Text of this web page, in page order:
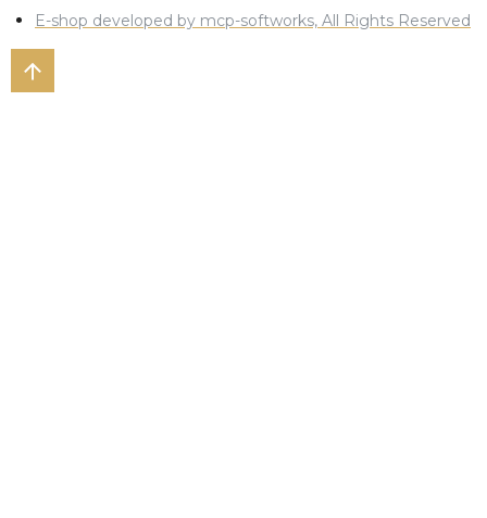
E-shop developed by mcp-softworks, All Rights Reserved